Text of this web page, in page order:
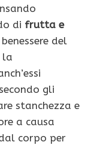
di frutta e
del
la
gli
stanchezza e
a causa
corpo per